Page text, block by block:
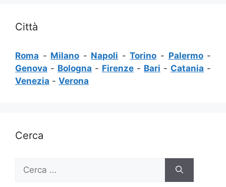
Città
Roma - Milano - Napoli -Torino - Palermo-
Genova - Bologna - Firenze - Bari - Catania -
Venezia - Verona
Cerca
per: